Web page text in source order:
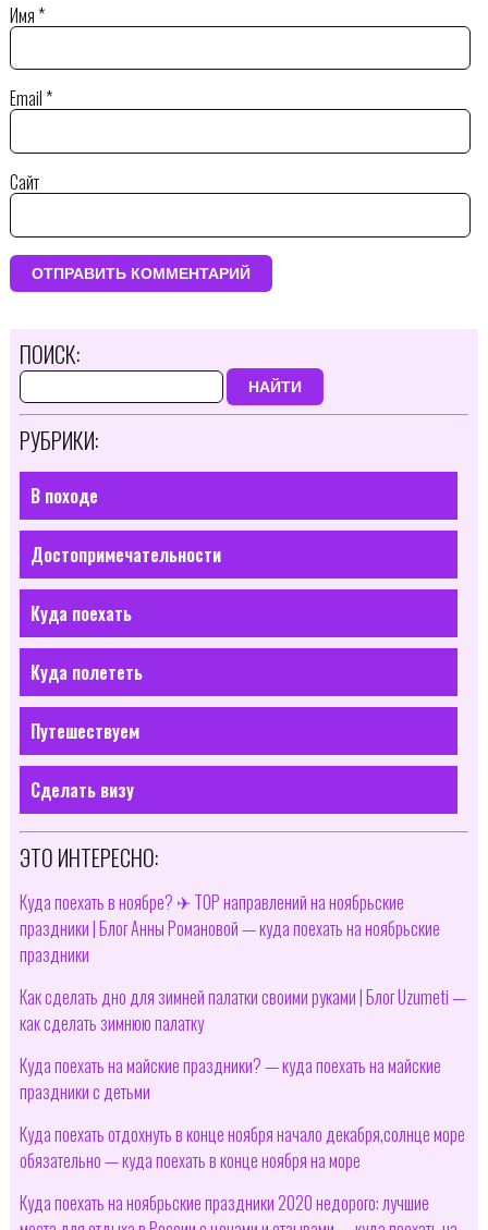
Имя*
Email*
Сайт
ПОИСК:
НАЙТИ
РУБРИКИ:
В походе
Достопримечательности
Куда поехать
Куда полететь
Путешествуем
Сделать визу
ЭТО ИНТЕРЕСНО:
Куда поехать в ноябре? ✈ TOP направлений на ноябрьские
праздники | Блог Анны Романовой — куда поехать на ноябрьские
праздники
Как сделать дно для зимней палатки своими руками | Блог Uzumeti —
как сделать зимнюю палатку
Куда поехать на майские праздники? — куда поехать на майские
праздники с детьми
Куда поехать отдохнуть в конце ноября начало декабря,солнце море
обязательно — куда поехать в конце ноября на море
Куда поехать на ноябрьские праздники 2020 недорого: лучшие